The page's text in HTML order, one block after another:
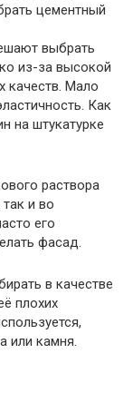
цементный
выбрать
из-за высокой
качеств. Мало
Как
на штукатурке
раствора
и во
его
фасад.
в качестве
плохих
или камня.